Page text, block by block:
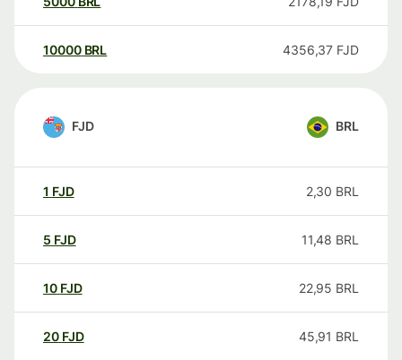
10000 BRL 4356,37 FJD
FJD BRL
1 FJD 2,30 BRL
5 FJD 11,48 BRL
10 FJD 22,95 BRL
20 FJD 45,91 BRL